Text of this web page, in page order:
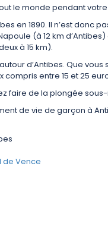
le monde pendant
en 1890. Il n’est donc
(à 12 km
à 15 km).
d’Antibes. Que
entre 15 et 25
faire de la plongée
de vie de garçon à
de Vence